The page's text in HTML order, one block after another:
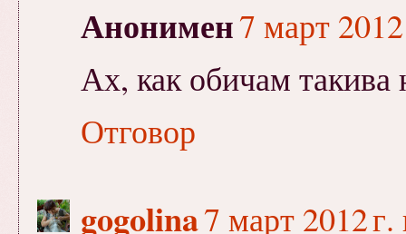
Анонимен7 март
Ах, как обичам
Отговор
gogolina7 март 2012